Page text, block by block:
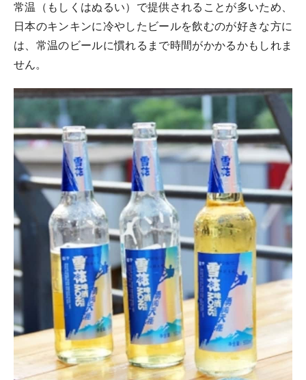
常温（もしくはぬるい）で提供されることが多いため、
日本のキンキンに冷やしたビールを飲むのが好きな方に
は、常温のビールに慣れるまで時間がかかるかもしれま
せん。